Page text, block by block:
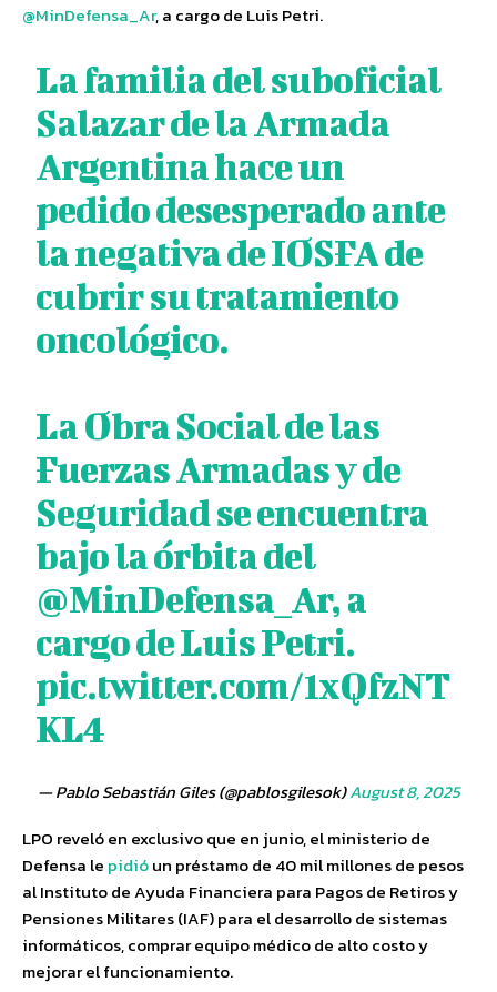
@MinDefensa_Ar, a cargo de Luis Petri.
La familia del suboficial
Salazar de la Armada
Argentina hace un
pedido desesperado ante
la negativa de IOSFA de
cubrir su tratamiento
oncológico.
La Obra Social de las
Fuerzas Armadas y de
Seguridad se encuentra
bajo la órbita del
@MinDefensa_Ar, a
cargo de Luis Petri.
pic.twitter.com/1xQfzNT
KL4
— Pablo Sebastián Giles (@pablosgilesok)August 8, 2025
LPO reveló en exclusivo que en junio, el ministerio de
Defensa le pidióun préstamo de 40 mil millones de pesos
al Instituto de Ayuda Financiera para Pagos de Retiros y
Pensiones Militares (IAF) para el desarrollo de sistemas
informáticos, comprar equipo médico de alto costo y
mejorar el funcionamiento.